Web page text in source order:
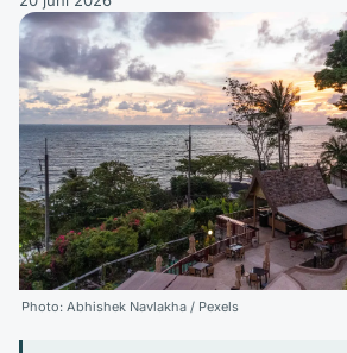
Photo: Abhishek Navlakha / Pexels